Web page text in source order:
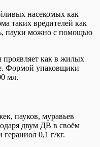
насекомых как
таких вредителей как
пауки можно с помощью
проявляет как в жилых
Формой упаковщики
мл.
пауков, муравьев
двум ДВ в своём
0,1 г/кг.